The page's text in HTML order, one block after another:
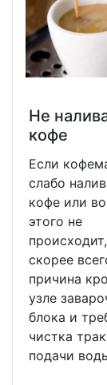
Не
кофе
Если
слабо
кофе или
этого не
скорее
причина
узле
блока и
чистка
подачи